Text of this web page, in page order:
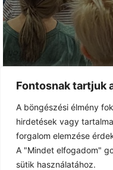
Fontosnak tartjuk
A böngészési élmény
hirdetések vagy
forgalom elemzése
A "Mindet elfogadom"
sütik használatához.